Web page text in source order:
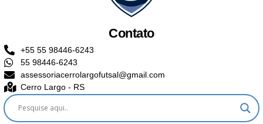
Contato
+55 55 98446-6243
55 98446-6243
assessoriacerrolargofutsal@gmail.com
Cerro Largo - RS